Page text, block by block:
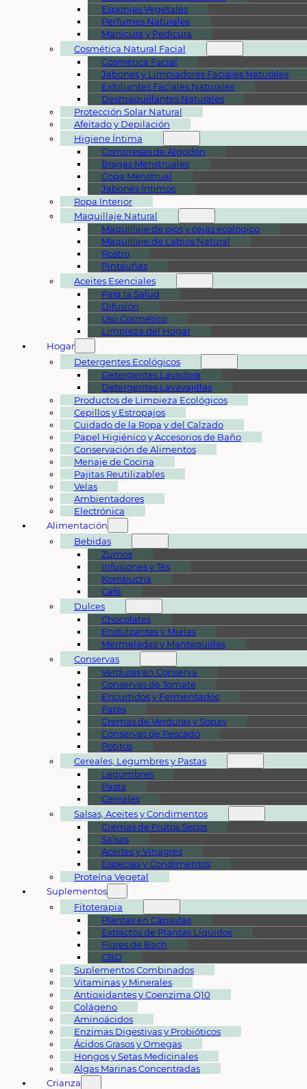
Esponjas Vegetales
Perfumes Naturales
Manicura y Pedicura
Cosmética Natural Facial
Cosmética Facial
Jabones y Limpiadores Faciales Naturales
Exfoliantes Faciales Naturales
Desmaquillantes Naturales
Protección Solar Natural
Afeitado y Depilación
Higiene Íntima
Compresas de Algodón
Bragas Menstruales
Copa Menstrual
Jabones Íntimos
Ropa Interior
Maquillaje Natural
Maquillaje de ojos y cejas ecológico
Maquillaje de Labios Natural
Rostro
Pintauñas
Aceites Esenciales
Para la Salud
Difusión
Uso Cosmético
Limpieza del Hogar
Hogar
Detergentes Ecológicos
Detergentes Lavadora
Detergentes Lavavajillas
Productos de Limpieza Ecológicos
Cepillos y Estropajos
Cuidado de la Ropa y del Calzado
Papel Higiénico y Accesorios de Baño
Conservación de Alimentos
Menaje de Cocina
Pajitas Reutilizables
Velas
Ambientadores
Electrónica
Alimentación
Bebidas
Zumos
Infusiones y Tés
Kombucha
Café
Dulces
Chocolates
Endulzantes y Mieles
Mermeladas y Mantequillas
Conservas
Verduras en Conserva
Conservas de Tomate
Encurtidos y Fermentados
Patés
Cremas de Verduras y Sopas
Conservas de Pescado
Potitos
Cereales, Legumbres y Pastas
Legumbres
Pasta
Cereales
Salsas, Aceites y Condimentos
Cremas de Frutos Secos
Salsas
Aceites y Vinagres
Especias y Condimentos
Proteína Vegetal
Suplementos
Fitoterapia
Plantas en Cápsulas
Extractos de Plantas Líquidos
Flores de Bach
CBD
Suplementos Combinados
Vitaminas y Minerales
Antioxidantes y Coenzima Q10
Colágeno
Aminoácidos
Enzimas Digestivas y Probióticos
Ácidos Grasos y Omegas
Hongos y Setas Medicinales
Algas Marinas Concentradas
Crianza